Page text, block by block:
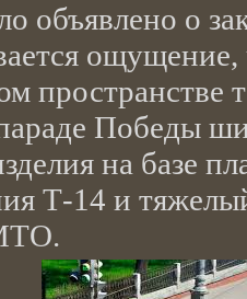
объявлено о
пространстве
Победы
на базе
Т-14 и